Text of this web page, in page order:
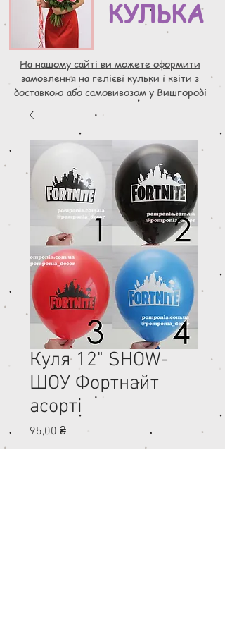
КУЛЬКА
На нашому сайті ви можете оформити
замовлення на гелієві кульки і квіти з
доставкою або самовивозом у Вишгороді
Куля 12" SHOW-
ШОУ Фортнайт
асорті
95,00 ₴Ціна